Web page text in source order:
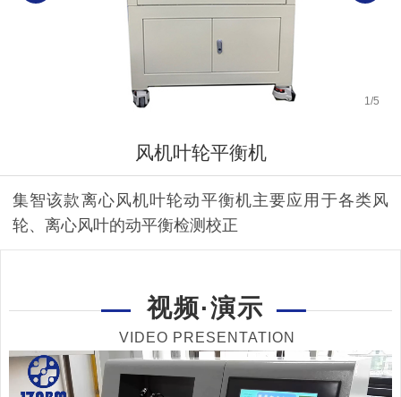
1 /5
风机叶轮平衡机
集智该款离心风机叶轮动平衡机主要应用于各类风
轮、离心风叶的动平衡检测校正
视频·演示
VIDEO PRESENTATION